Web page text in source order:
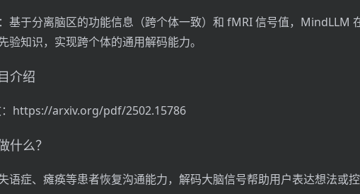
基于分离脑区的功能信息（跨个体一致）和 fMRI 信号值，MindLLM
验知识，实现跨个体的通用解码能力。
介绍
：https://arxiv.org/pdf/2502.15786
什么？
语症、瘫痪等患者恢复沟通能力，解码大脑信号帮助用户表达想法或